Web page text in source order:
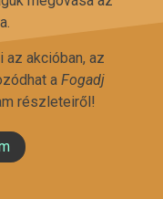
az akcióban, az
a Fogadj
részleteiről!